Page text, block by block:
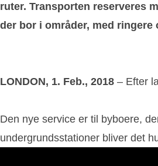
ruter. Transporten reserveres
der bor i områder, med
LONDON, 1. Feb., 2018 – Efter
Den nye service er til byboere,
undergrundsstationer bliver det